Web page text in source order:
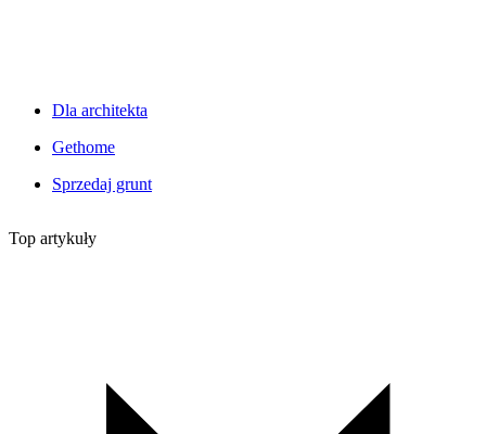
Dla architekta
Gethome
Sprzedaj grunt
Top artykuły